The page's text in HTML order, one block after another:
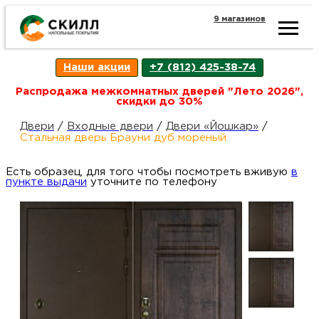
Как
9 магазинов
Наши акции +7 (812) 425-38-74
Распродажа межкомнатных дверей "Лето 2026",
скидки до 30%
Двери / Входные двери / Двери «Йошкар» /
Стальная дверь Брауни дуб мореный
Есть образец, для того чтобы посмотреть вживую в
пункте выдачи уточните по телефону